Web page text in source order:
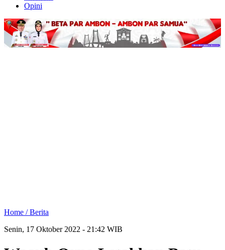
Opini
Home /Berita
Senin, 17 Oktober 2022 - 21:42 WIB